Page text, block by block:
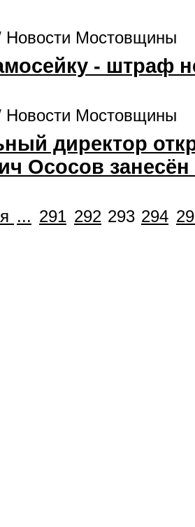
Новости Мостовщины
- штраф
Новости Мостовщины
директор
Ососов
... 291 292 293 294